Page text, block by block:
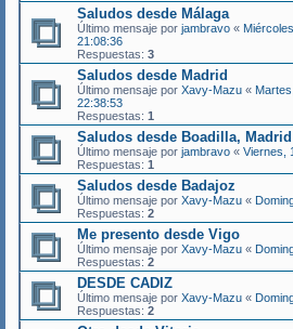
Saludos desde Málaga
Último mensaje por jambravo «
21:08:36
Respuestas: 3
Saludos desde Madrid
Último mensaje por Xavy-Mazu «
22:38:53
Respuestas: 1
Saludos desde Boadilla, Madrid
Último mensaje por jambravo « Viernes,
Respuestas: 1
Saludos desde Badajoz
Último mensaje por Xavy-Mazu «
Respuestas: 2
Me presento desde Vigo
Último mensaje por Xavy-Mazu «
Respuestas: 2
DESDE CADIZ
Último mensaje por Xavy-Mazu «
Respuestas: 2